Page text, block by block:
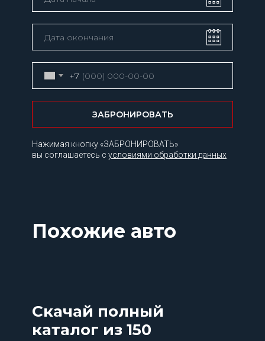
Нажимая кнопку «ЗАБРОНИРОВАТЬ»
вы соглашаетесь с условиями обработки данных
+7
ЗАБРОНИРОВАТЬ
Похожие авто
Скачай полный
каталог из 150